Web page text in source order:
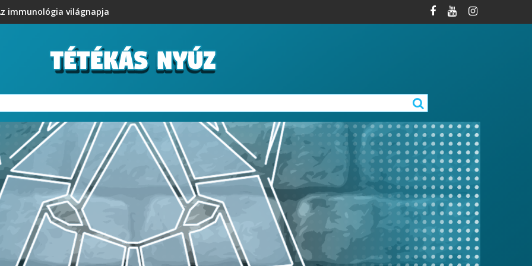
immunológia világnapja